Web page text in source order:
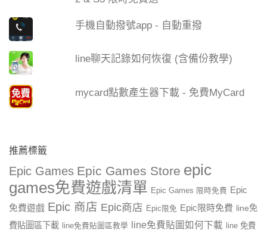
手機自動撥號app - 自動重撥
line聊天記錄如何恢復 (含備份教學)
mycard點數產生器下載 - 免費MyCard
推薦標籤
Epic Games Epic Games Store epic
games免費遊戲清單 Epic Games 限時免費 Epic
免費遊戲 Epic 商店 Epic商店 Epic限免 Epic限時免費 line免
費貼圖區下載
line免費貼圖區教學 line免費貼圖如何下載
line 免費